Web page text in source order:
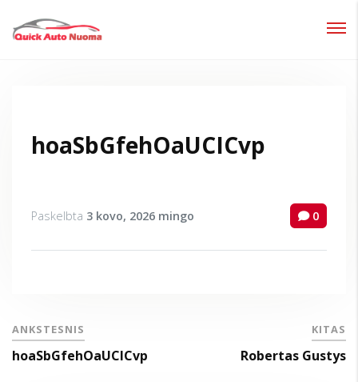
hoaSbGfehOaUCICvp
Paskelbta 3 kovo, 2026 mingo 0
ANKSTESNIS
hoaSbGfehOaUCICvp
KITAS
Robertas Gustys